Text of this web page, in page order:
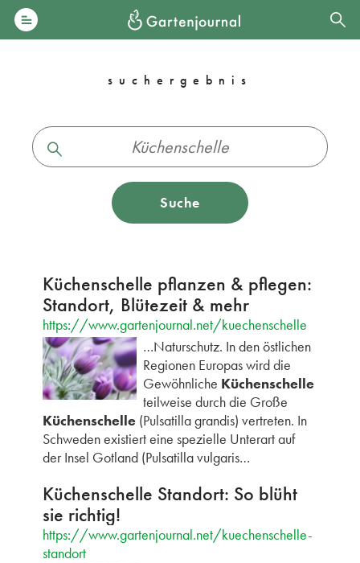
suchergebnis
Suche
Küchenschelle pflanzen & pflegen:
Standort, Blütezeit & mehr
https://www.gartenjournal.net/kuechenschelle
…Naturschutz. In den östlichen
Regionen Europas wird die
Gewöhnliche Küchenschelle
teilweise durch die Große
Küchenschelle(Pulsatilla grandis) vertreten. In
Schweden existiert eine spezielle Unterart auf
der Insel Gotland (Pulsatilla vulgaris…
Küchenschelle Standort: So blüht
sie richtig!
https://www.gartenjournal.net/kuechenschelle-
standort